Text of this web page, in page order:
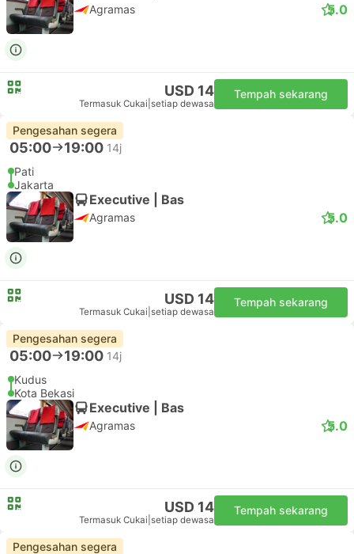
Agramas 5.0
USD 14
Termasuk Cukai setiap dewasa
Tempah sekarang
Pengesahan segera
05:00 19:00 14j
Pati
Jakarta
Executive | Bas
Agramas 5.0
USD 14
Termasuk Cukai setiap dewasa
Tempah sekarang
Pengesahan segera
05:00 19:00 14j
Kudus
Kota Bekasi
Executive | Bas
Agramas 5.0
USD 14
Termasuk Cukai setiap dewasa
Tempah sekarang
Pengesahan segera